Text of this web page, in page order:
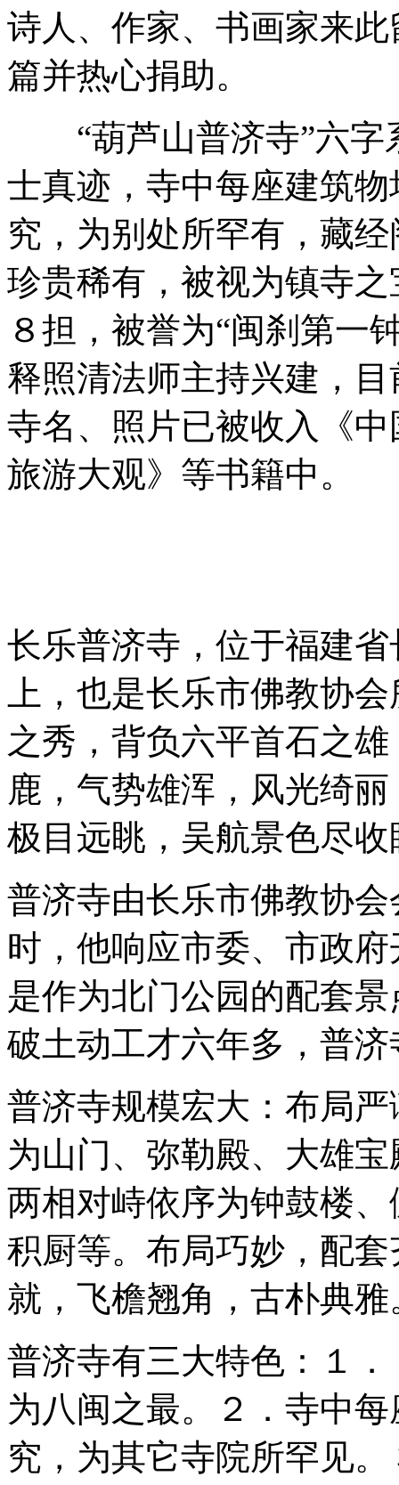
诗人、作家、书画家来
篇并热心捐助。
“葫芦山普济寺”六字
士真迹，寺中每座建筑
究，为别处所罕有，藏
珍贵稀有，被视为镇寺
８担，被誉为“闽刹第一
释照清法师主持兴建，
寺名、照片已被收入《
旅游大观》等书籍中。
长乐普济寺，位于福建
上，也是长乐市佛教协
之秀，背负六平首石之
鹿，气势雄浑，风光绮
极目远眺，吴航景色尽收
普济寺由长乐市佛教协
时，他响应市委、市政
是作为北门公园的配套
破土动工才六年多，普
普济寺规模宏大：布局
为山门、弥勒殿、大雄
两相对峙依序为钟鼓楼
积厨等。布局巧妙，配
就，飞檐翘角，古朴典雅
普济寺有三大特色：１
为八闽之最。２．寺中
究，为其它寺院所罕见